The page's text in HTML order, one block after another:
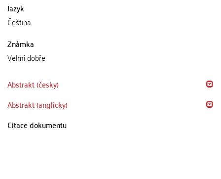
Jazyk
Čeština
Známka
Velmi dobře
Abstrakt (česky)
Abstrakt (anglicky)
Citace dokumentu